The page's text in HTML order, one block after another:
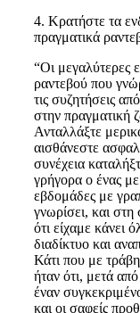
4. Κρατήστε τα
πραγματικά
“Οι μεγαλύτερες
ραντεβού που
τις συζητήσεις
στην πραγματική
Ανταλλάξτε
αισθάνεστε
συνέχεια
γρήγορα ο ένας
εβδομάδες με
γνωρίσει, και
ότι είχαμε κάνει
διαδίκτυο και
Κάτι που με
ήταν ότι, μετά
έναν
και οι σαφείς